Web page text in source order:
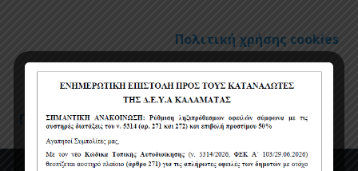
Πολιτική χρήσης cookies
Όροι χρήσης
Πολιτική Προστασίας Προσωπικών Δεδομένων